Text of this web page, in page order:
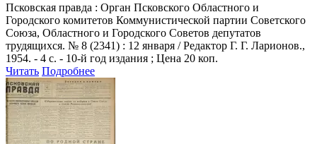
Псковская правда : Орган Псковского Областного и
Городского комитетов Коммунистической партии Советского
Союза, Областного и Городского Советов депутатов
трудящихся. № 8 (2341) : 12 января / Редактор Г. Г. Ларионов.,
1954. - 4 с. - 10-й год издания ; Цена 20 коп.
Читать Подробнее